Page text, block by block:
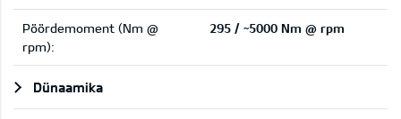
Pöördemoment (Nm @
rpm):
295 / ~5000 Nm @ rpm
Dünaamika